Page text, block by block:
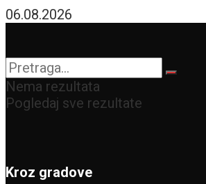
06.08.2026
Nema rezultata
Pogledaj sve rezultate
Kroz gradove